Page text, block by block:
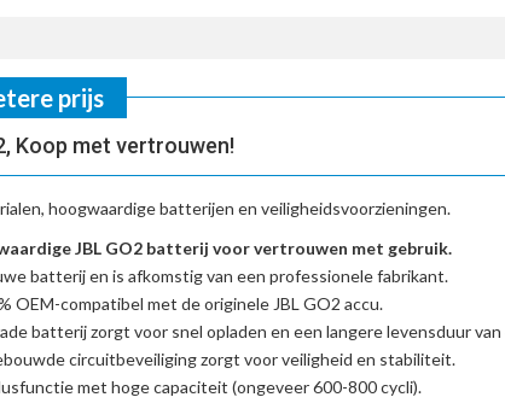
prijs
Koop met vertrouwen!
hoogwaardige batterijen en veiligheidsvoorzieningen.
JBL GO2 batterij voor vertrouwen met gebruik.
batterij en is afkomstig van een professionele fabrikant.
OEM-compatibel met deoriginele JBL GO2 accu.
batterij zorgt voor snel opladen en een langere levensduur
circuitbeveiliging zorgt voor veiligheid en stabiliteit.
met hoge capaciteit (ongeveer 600-800 cycli).